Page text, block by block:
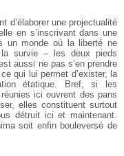
d’élaborer une projectualité
en s’inscrivant dans une
un monde où la liberté ne
la survie – les deux pieds
aussi ne pas s’en prendre
qui lui permet d’exister, la
étatique. Bref, si les
ici ouvrent des pans
elles constituent surtout
détruit ici et maintenant.
soit enfin bouleversé de